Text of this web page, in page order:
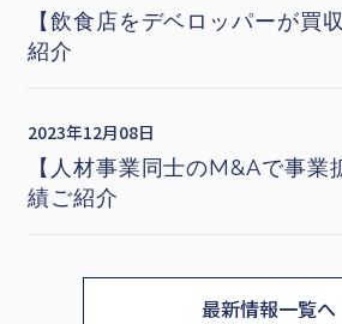
【飲食店をデベロッパーが買
紹介
2023年12月08日
【人材事業同士のM&Aで事業
績ご紹介
最新情報一覧へ